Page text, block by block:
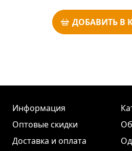
ДОБАВИТЬ В
Информация
Оптовые скидки
Доставка и оплата